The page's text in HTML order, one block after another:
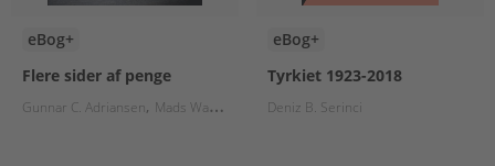
eBog+
Flere sider af penge
Gunnar C. Adriansen Mads Waneck Anders Ellegaard Pedersen
eBog+
Tyrkiet 1923-2018
Deniz B. Serinci